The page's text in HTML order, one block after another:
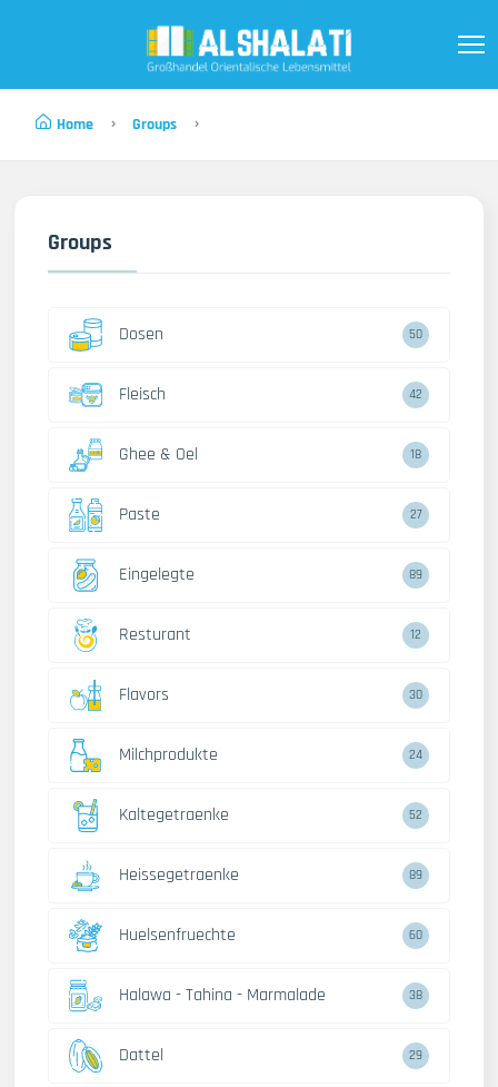
Home Groups
Groups
Dosen 50
Fleisch 42
Ghee & Oel 18
Paste 27
Eingelegte 89
Resturant 12
Flavors 30
Milchprodukte 24
Kaltegetraenke 52
Heissegetraenke 89
Huelsenfruechte 60
Halawa - Tahina - Marmalade 38
Dattel 29